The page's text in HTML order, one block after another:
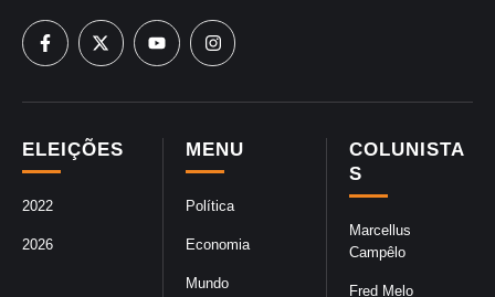
COLUNISTA
S
Marcellus
Campêlo
Fred Melo
MENU
Política
Economia
Mundo
ELEIÇÕES
2022
2026